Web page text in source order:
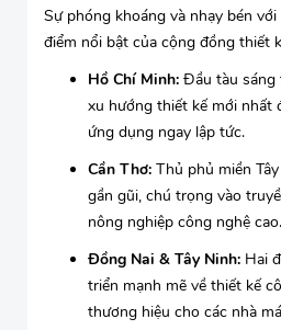
Sự phóng khoáng và nhạy bén
điểm nổi bật của cộng đồng thiết
Hồ Chí Minh: Đầu tàu sáng
xu hướng thiết kế mới nhất
ứng dụng ngay lập tức.
Cần Thơ: Thủ phủ miền
gần gũi, chú trọng vào
nông nghiệp công nghệ cao.
Đồng Nai & Tây Ninh: Hai
triển mạnh mẽ về thiết kế
thương hiệu cho các nhà